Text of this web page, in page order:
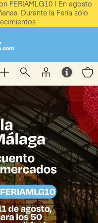
FERIAMLG10 | En agosto
Durante la Feria sólo